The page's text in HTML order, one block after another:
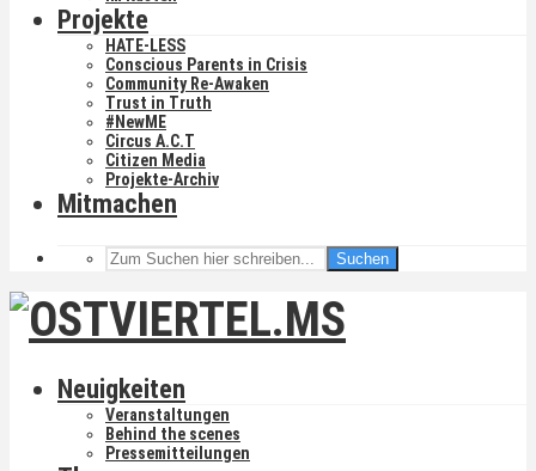
Projekte
HATE-LESS
Conscious Parents in Crisis
Community Re-Awaken
Trust in Truth
#NewME
Circus A.C.T
Citizen Media
Projekte-Archiv
Mitmachen
Suchen
Neuigkeiten
Veranstaltungen
Behind the scenes
Pressemitteilungen